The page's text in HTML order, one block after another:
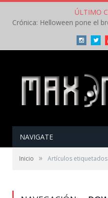
ÚLTIMO
Instagram
NAVIGATE
Inicio » Artículos etiquetados